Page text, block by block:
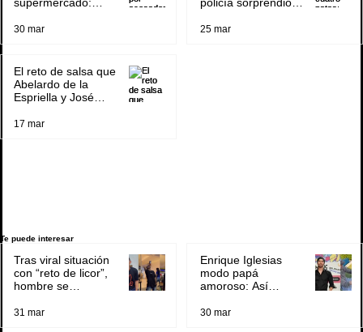
supermercado:
video agrediendo a
30 mar
policía sorprendió
rescate
25 mar
El reto de salsa que
Abelardo de la
Espriella y José
enfrentaron, ¿lo
17 mar
Te puede interesar
Tras viral situación
con “reto de licor”,
hombre se
rumores sobre su
31 mar
Enrique Iglesias
modo papá
amoroso: Así
video con su hijo
30 mar